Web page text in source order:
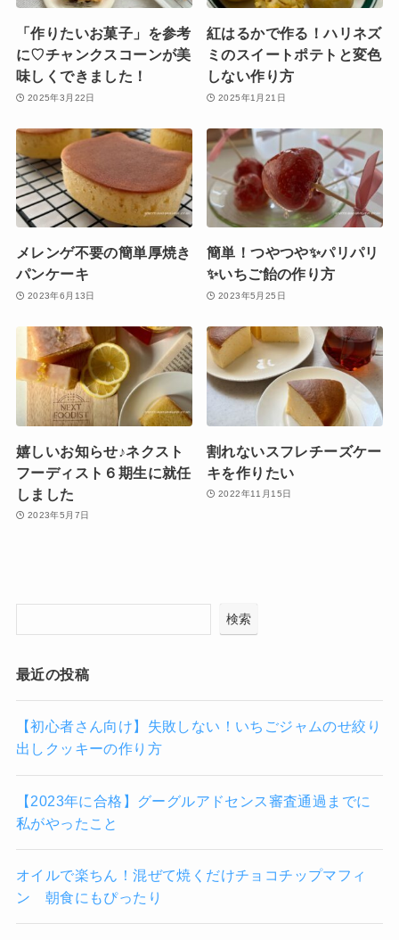
「作りたいお菓子」を参考
に♡チャンクスコーンが美
味しくできました！
2025年3月22日
紅はるかで作る！ハリネズ
ミのスイートポテトと変色
しない作り方
2025年1月21日
メレンゲ不要の簡単厚焼き
パンケーキ
2023年6月13日
簡単！つやつや✨パリパリ
✨いちご飴の作り方
2023年5月25日
嬉しいお知らせ♪ネクスト
フーディスト６期生に就任
しました
2023年5月7日
割れないスフレチーズケー
キを作りたい
2022年11月15日
検索
最近の投稿
【初心者さん向け】失敗しない！いちごジャムのせ絞り
出しクッキーの作り方
【2023年に合格】グーグルアドセンス審査通過までに
私がやったこと
オイルで楽ちん！混ぜて焼くだけチョコチップマフィ
ン 朝食にもぴったり